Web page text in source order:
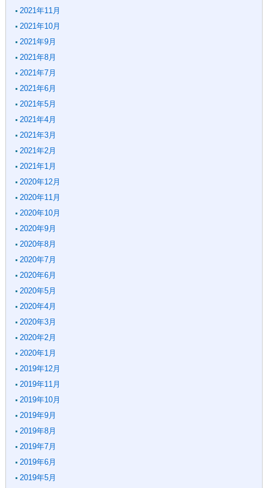
2021年11月
2021年10月
2021年9月
2021年8月
2021年7月
2021年6月
2021年5月
2021年4月
2021年3月
2021年2月
2021年1月
2020年12月
2020年11月
2020年10月
2020年9月
2020年8月
2020年7月
2020年6月
2020年5月
2020年4月
2020年3月
2020年2月
2020年1月
2019年12月
2019年11月
2019年10月
2019年9月
2019年8月
2019年7月
2019年6月
2019年5月